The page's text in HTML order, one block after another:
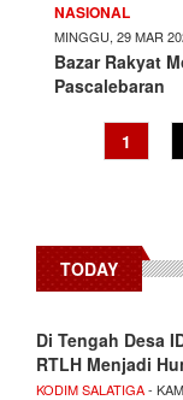
NASIONAL
MINGGU, 29 MAR
Bazar Rakyat
Pascalebaran
PaginationCurrent
page
1
TODAY
Di Tengah Desa
RTLH Menjadi
KODIM SALATIGA-